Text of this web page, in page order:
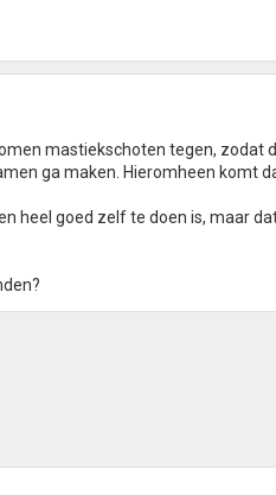
mastiekschoten tegen, zodat
ga maken. Hieromheen komt
heel goed zelf te doen is, maar